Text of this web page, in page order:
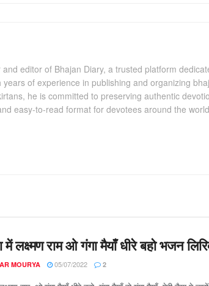
editor of Bhajan Diary, a trusted platform
of experience in publishing and organizing
he is committed to preserving authentic
easy-to-read format for devotees around the
में लक्ष्मण राम ओ गंगा मैयाँ धीरे बहो भजन
MOURYA 05/07/2022 2